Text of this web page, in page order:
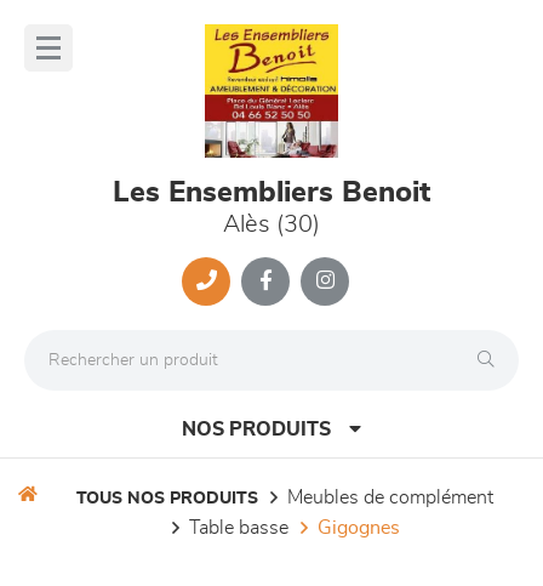
Les Ensembliers Benoit
Alès (30)
NOS PRODUITS
TOUS NOS PRODUITS
meubles de complément
table basse
gigognes